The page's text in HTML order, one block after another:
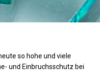
so hohe und viele
und Einbruchsschutz bei